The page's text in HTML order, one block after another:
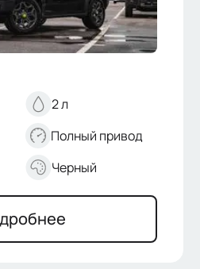
2 л
Полный привод
Черный